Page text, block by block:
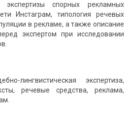
экспертизы спорных рекламных
Инстаграм, типология речевых
в рекламе, а также описание
экспертом при исследовании
лингвистическая экспертиза,
речевые средства, реклама,